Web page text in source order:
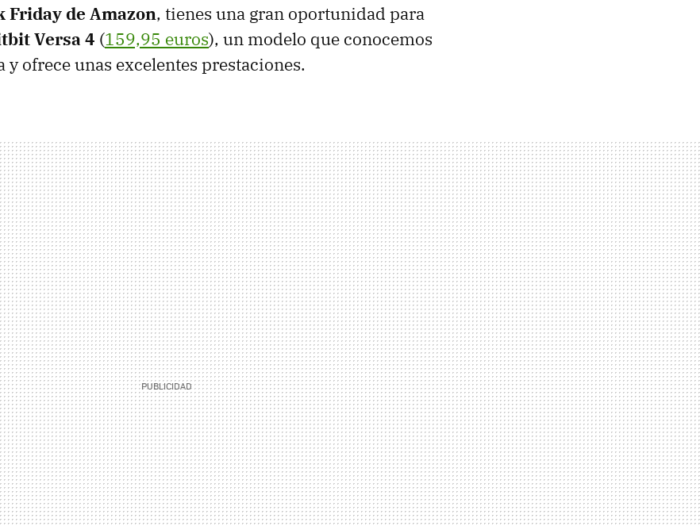
Friday de Amazon, tienes una gran oportunidad para
Versa 4 (159,95 euros), un modelo que conocemos
y ofrece unas excelentes prestaciones.